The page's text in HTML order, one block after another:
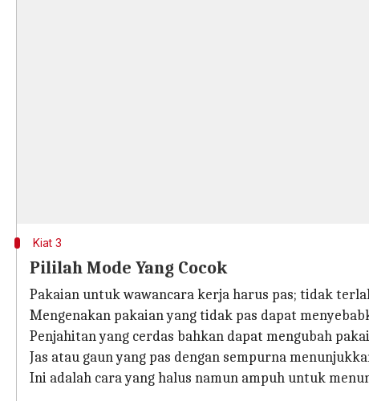
Kiat 3
Pililah Mode Yang Cocok
Pakaian untuk wawancara kerja harus pas; tidak
Mengenakan pakaian yang tidak pas dapat
Penjahitan yang cerdas bahkan dapat mengubah
Jas atau gaun yang pas dengan sempurna
Ini adalah cara yang halus namun ampuh untuk